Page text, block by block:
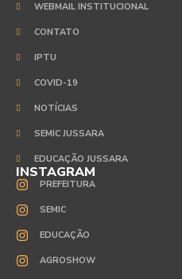
WEBMAIL INSTITUCIONAL
CONTATO
IPTU
COVID-19
NOTÍCIAS
SEMIC JUSSARA
EDUCAÇÃO JUSSARA
INSTAGRAM
PREFEITURA
SEMIC
EDUCAÇÃO
AGROSHOW